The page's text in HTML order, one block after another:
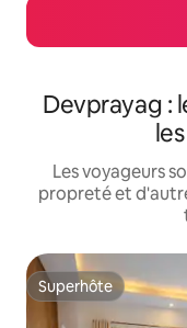
Devprayag :
Les voyageurs
propreté et
Superhôte
Superhôte